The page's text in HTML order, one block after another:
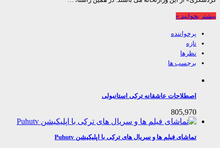
بخوانید »
پرخواننده
تازه
نظرها
برچسب ها
اصطلاحات عاشقانه ترکی استانبولی
805,970
تماشای فیلم ها و سریال های ترکی با اپلیکیشن Puhutv